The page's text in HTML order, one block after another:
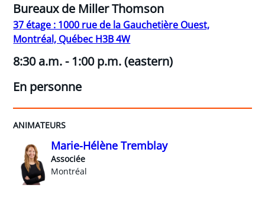
Bureaux de Miller Thomson
37 étage : 1000 rue de la Gauchetière Ouest,
Montréal, Québec H3B 4W
8:30 a.m. - 1:00 p.m. (eastern)
En personne
ANIMATEURS
Marie-Hélène Tremblay
Associée
Montréal